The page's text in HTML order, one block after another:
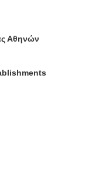
Αθηνών
neuem Fenster)
in neuem Fenster)
in neuem Fenster)